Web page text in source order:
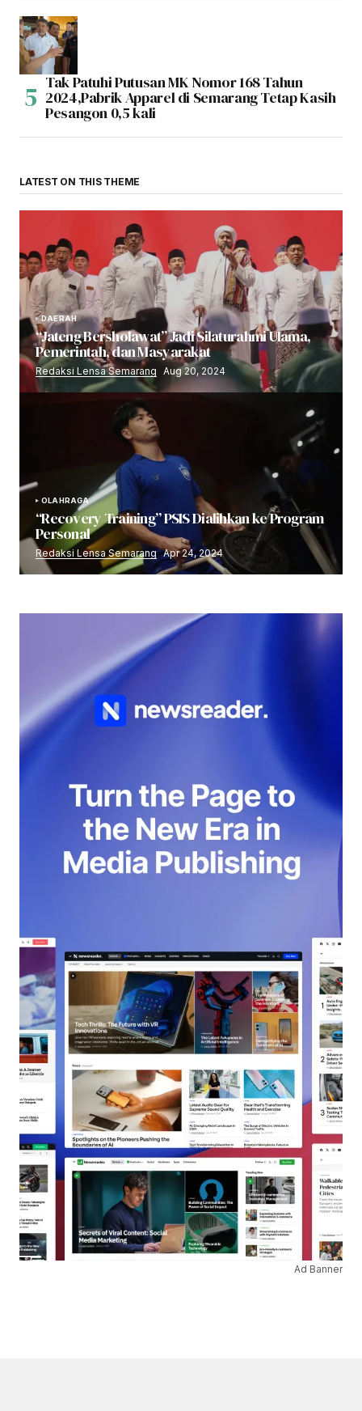
Tak Patuhi Putusan MK Nomor 168 Tahun
2024,Pabrik Apparel di Semarang Tetap Kasih
Pesangon 0,5 kali
LATEST ON THIS THEME
DAERAH
“Jateng Bersholawat” Jadi Silaturahmi Ulama,
Pemerintah, dan Masyarakat
Redaksi Lensa Semarang Aug 20, 2024
OLAHRAGA
“Recovery Training” PSIS Dialihkan ke Program
Personal
Redaksi Lensa Semarang Apr 24, 2024
Ad Banner